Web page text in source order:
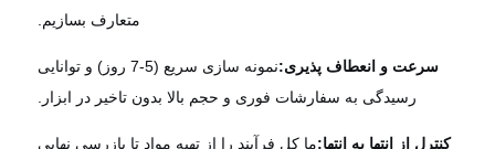
متعارف بسازیم.
سرعت و انعطاف پذیری:
نمونه سازی سریع (5-7 روز) و توانایی
رسیدگی به سفارشات فوری و حجم بالا بدون تاخیر در ابزار.
کنترل از انتها به انتها: ما کل فرآیند را از تهیه مواد تا بازرسی نهایی